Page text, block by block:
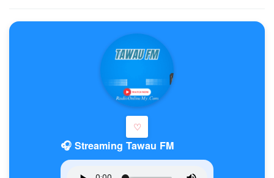
♡
🎧 Streaming Tawau FM